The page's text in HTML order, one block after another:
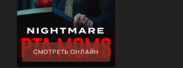
СМОТРЕТЬ ОНЛАЙН